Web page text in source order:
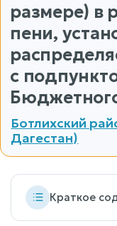
размере) в
пени,
с
Ботлихский
Дагестан)
Краткое